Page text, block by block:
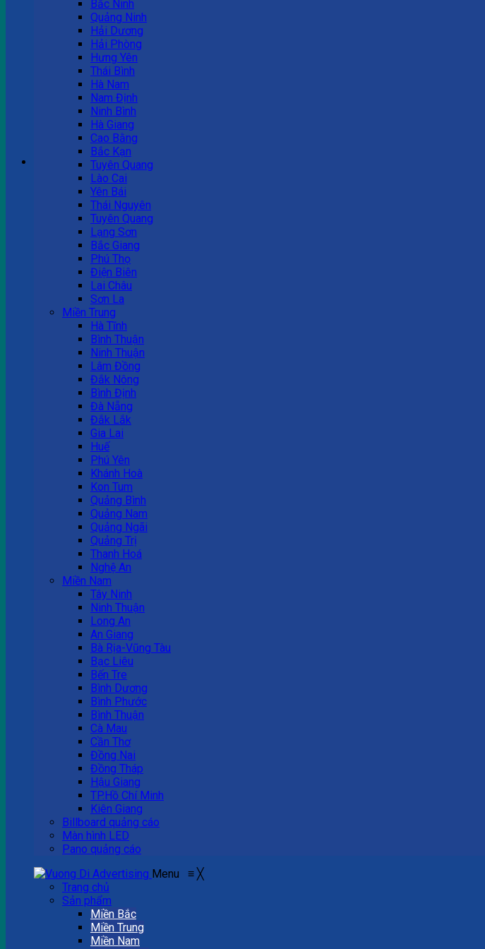
Tư vấn bán hàng
0983 863 488
Hotline hỗ trợ
0983 863 488
Giỏ hàng
Chưa có sản phẩm trong giỏ hàng.
Bắc Ninh
Quảng Ninh
Hải Dương
Hải Phòng
Hưng Yên
Thái Bình
Hà Nam
Nam Định
Ninh Bình
Hà Giang
Cao Bằng
Bắc Kạn
Tuyên Quang
Lào Cai
Yên Bái
Thái Nguyên
Tuyên Quang
Lạng Sơn
Bắc Giang
Phú Thọ
Điện Biên
Lai Châu
Sơn La
Miền Trung
Hà Tĩnh
Bình Thuận
Ninh Thuận
Lâm Đồng
Đắk Nông
Bình Định
Đà Nẵng
Đắk Lắk
Gia Lai
Huế
Phú Yên
Khánh Hoà
Kon Tum
Quảng Bình
Quảng Nam
Quảng Ngãi
Quảng Trị
Thanh Hoá
Nghệ An
Miền Nam
Tây Ninh
Ninh Thuận
Long An
An Giang
Bà Rịa-Vũng Tàu
Bạc Liêu
Bến Tre
Bình Dương
Bình Phước
Bình Thuận
Cà Mau
Cần Thơ
Đồng Nai
Đồng Tháp
Hậu Giang
TP.Hồ Chí Minh
Kiên Giang
Billboard quảng cáo
Màn hình LED
Pano quảng cáo
Menu ≡ ╳
Trang chủ
Sản phẩm
Miền Bắc
Miền Trung
Miền Nam